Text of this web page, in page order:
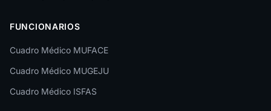
León
Lleida
Lugo
FUNCIONARIOS
Cuadro Médico MUFACE
Cuadro Médico MUGEJU
Cuadro Médico ISFAS